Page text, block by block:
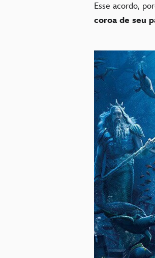
Esse acordo,
coroa de seu